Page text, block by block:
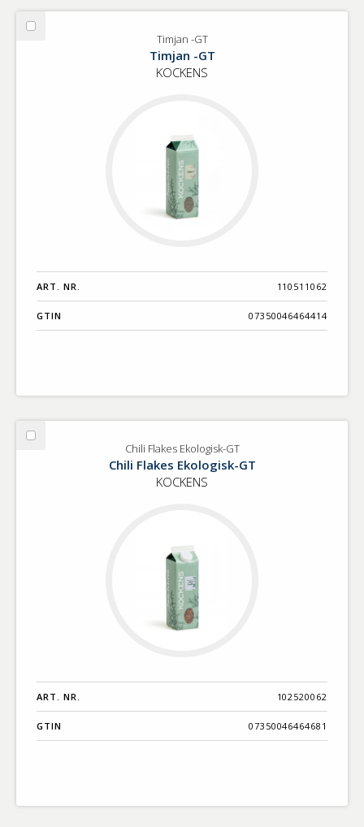
Välj
Timjan -GT
Timjan -GT
KOCKENS
ART. NR. 110511062
GTIN 07350046464414
Välj
Chili Flakes Ekologisk-GT
Chili Flakes Ekologisk-GT
KOCKENS
ART. NR. 102520062
GTIN 07350046464681